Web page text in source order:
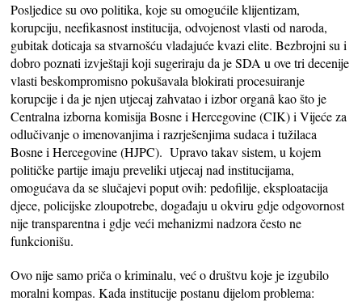
Posljedice su ovo politika, koje su omogućile klijentizam,
korupciju, neefikasnost institucija, odvojenost vlasti od naroda,
gubitak doticaja sa stvarnošću vladajuće kvazi elite. Bezbrojni su i
dobro poznati izvještaji koji sugeriraju da je SDA u ove tri decenije
vlasti beskompromisno pokušavala blokirati procesuiranje
korupcije i da je njen utjecaj zahvatao i izbor organâ kao što je
Centralna izborna komisija Bosne i Hercegovine (CIK) i Vijeće za
odlučivanje o imenovanjima i razrješenjima sudaca i tužilaca
Bosne i Hercegovine (HJPC). Upravo takav sistem, u kojem
političke partije imaju preveliki utjecaj nad institucijama,
omogućava da se slučajevi poput ovih: pedofilije, eksploatacija
djece, policijske zloupotrebe, događaju u okviru gdje odgovornost
nije transparentna i gdje veći mehanizmi nadzora često ne
funkcionišu.
Ovo nije samo priča o kriminalu, već o društvu koje je izgubilo
moralni kompas. Kada institucije postanu dijelom problema: